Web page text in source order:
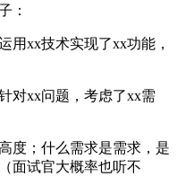
：
用xx技术实现了xx功能，
对xx问题，考虑了xx需
度；什么需求是需求，是
面试官大概率也听不